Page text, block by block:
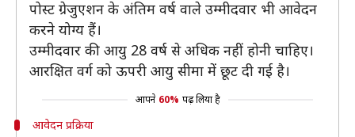
पोस्ट ग्रेजुएशन के अंतिम वर्ष वाले उम्मीदवार भी आवेदन
करने योग्य हैं।
उम्मीदवार की आयु 28 वर्ष से अधिक नहीं होनी चाहिए।
आरक्षित वर्ग को ऊपरी आयु सीमा में छूट दी गई है।
आपने 60% पढ़ लिया है
आवेदन प्रक्रिया